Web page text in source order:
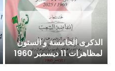
الذكرى الخامسة و الستون
لمظاهرات 11 ديسمبر 1960
/ 2025